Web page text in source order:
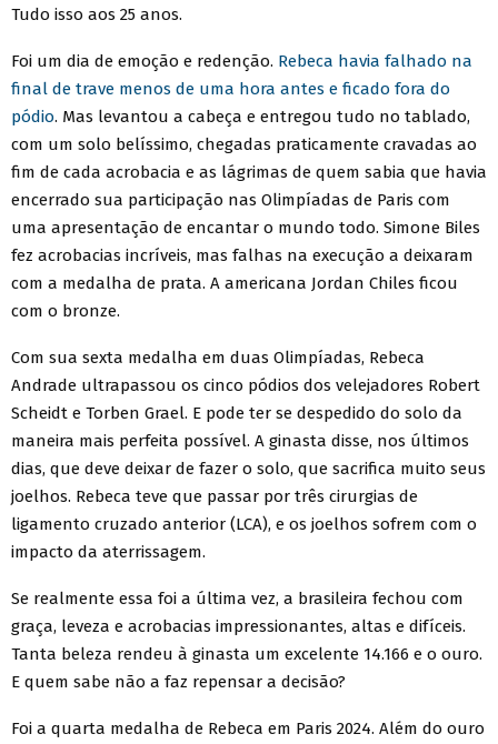
Tudo isso aos 25 anos.
Foi um dia de emoção e redenção. Rebeca havia falhado na
final de trave menos de uma hora antes e ficado fora do
pódio. Mas levantou a cabeça e entregou tudo no tablado,
com um solo belíssimo, chegadas praticamente cravadas ao
fim de cada acrobacia e as lágrimas de quem sabia que havia
encerrado sua participação nas Olimpíadas de Paris com
uma apresentação de encantar o mundo todo. Simone Biles
fez acrobacias incríveis, mas falhas na execução a deixaram
com a medalha de prata. A americana Jordan Chiles ficou
com o bronze.
Com sua sexta medalha em duas Olimpíadas, Rebeca
Andrade ultrapassou os cinco pódios dos velejadores Robert
Scheidt e Torben Grael. E pode ter se despedido do solo da
maneira mais perfeita possível. A ginasta disse, nos últimos
dias, que deve deixar de fazer o solo, que sacrifica muito seus
joelhos. Rebeca teve que passar por três cirurgias de
ligamento cruzado anterior (LCA), e os joelhos sofrem com o
impacto da aterrissagem.
Se realmente essa foi a última vez, a brasileira fechou com
graça, leveza e acrobacias impressionantes, altas e difíceis.
Tanta beleza rendeu à ginasta um excelente 14.166 e o ouro.
E quem sabe não a faz repensar a decisão?
Foi a quarta medalha de Rebeca em Paris 2024. Além do ouro